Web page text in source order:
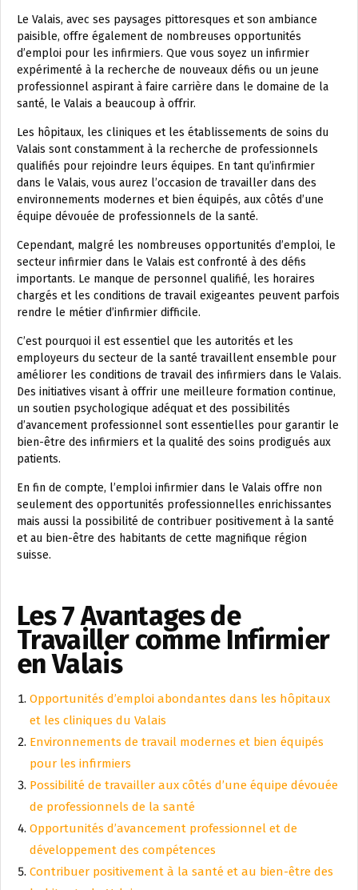
Le Valais, avec ses paysages pittoresques et son ambiance
paisible, offre également de nombreuses opportunités
d’emploi pour les infirmiers. Que vous soyez un infirmier
expérimenté à la recherche de nouveaux défis ou un jeune
professionnel aspirant à faire carrière dans le domaine de la
santé, le Valais a beaucoup à offrir.
Les hôpitaux, les cliniques et les établissements de soins du
Valais sont constamment à la recherche de professionnels
qualifiés pour rejoindre leurs équipes. En tant qu’infirmier
dans le Valais, vous aurez l’occasion de travailler dans des
environnements modernes et bien équipés, aux côtés d’une
équipe dévouée de professionnels de la santé.
Cependant, malgré les nombreuses opportunités d’emploi, le
secteur infirmier dans le Valais est confronté à des défis
importants. Le manque de personnel qualifié, les horaires
chargés et les conditions de travail exigeantes peuvent parfois
rendre le métier d’infirmier difficile.
C’est pourquoi il est essentiel que les autorités et les
employeurs du secteur de la santé travaillent ensemble pour
améliorer les conditions de travail des infirmiers dans le Valais.
Des initiatives visant à offrir une meilleure formation continue,
un soutien psychologique adéquat et des possibilités
d’avancement professionnel sont essentielles pour garantir le
bien-être des infirmiers et la qualité des soins prodigués aux
patients.
En fin de compte, l’emploi infirmier dans le Valais offre non
seulement des opportunités professionnelles enrichissantes
mais aussi la possibilité de contribuer positivement à la santé
et au bien-être des habitants de cette magnifique région
suisse.
Les 7 Avantages de
Travailler comme Infirmier
en Valais
Opportunités d’emploi abondantes dans les hôpitaux
et les cliniques du Valais
Environnements de travail modernes et bien équipés
pour les infirmiers
Possibilité de travailler aux côtés d’une équipe dévouée
de professionnels de la santé
Opportunités d’avancement professionnel et de
développement des compétences
Contribuer positivement à la santé et au bien-être des